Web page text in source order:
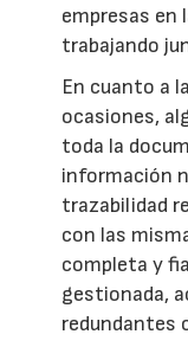
empresas en
trabajando
En cuanto a
ocasiones,
toda la
información
trazabilidad
con las
completa y
gestionada,
redundantes